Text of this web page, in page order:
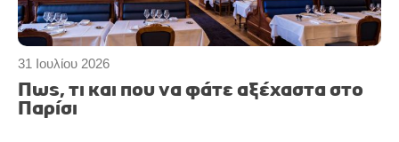
31 Ιουλίου 2026
Πως, τι και που να φάτε αξέχαστα στο
Παρίσι